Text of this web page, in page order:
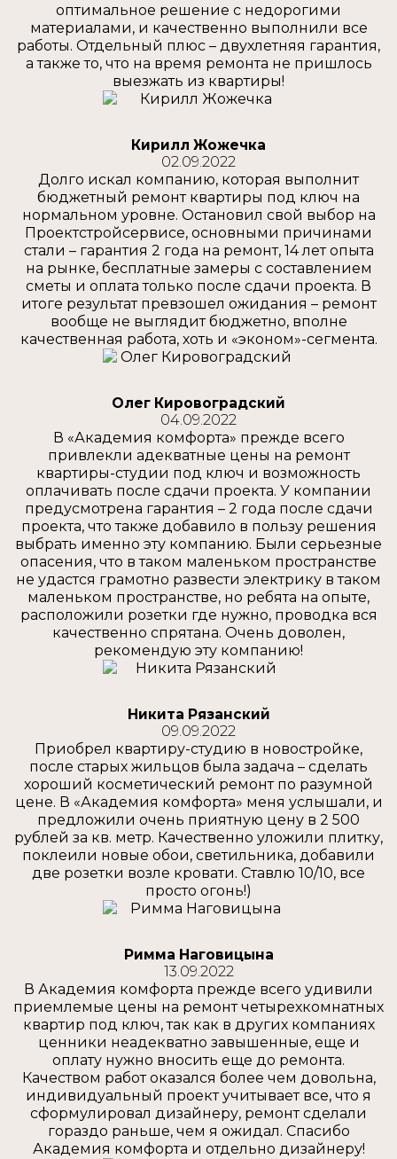
оптимальное решение с недорогими
материалами, и качественно выполнили все
работы. Отдельный плюс – двухлетняя гарантия,
а также то, что на время ремонта не пришлось
выезжать из квартиры!
Кирилл Жожечка
02.09.2022
Долго искал компанию, которая выполнит
бюджетный ремонт квартиры под ключ на
нормальном уровне. Остановил свой выбор на
Проектстройсервисе, основными причинами
стали – гарантия 2 года на ремонт, 14 лет опыта
на рынке, бесплатные замеры с составлением
сметы и оплата только после сдачи проекта. В
итоге результат превзошел ожидания – ремонт
вообще не выглядит бюджетно, вполне
качественная работа, хоть и «эконом»-сегмента.
Олег Кировоградский
04.09.2022
В «Академия комфорта» прежде всего
привлекли адекватные цены на ремонт
квартиры-студии под ключ и возможность
оплачивать после сдачи проекта. У компании
предусмотрена гарантия – 2 года после сдачи
проекта, что также добавило в пользу решения
выбрать именно эту компанию. Были серьезные
опасения, что в таком маленьком пространстве
не удастся грамотно развести электрику в таком
маленьком пространстве, но ребята на опыте,
расположили розетки где нужно, проводка вся
качественно спрятана. Очень доволен,
рекомендую эту компанию!
Никита Рязанский
09.09.2022
Приобрел квартиру-студию в новостройке,
после старых жильцов была задача – сделать
хороший косметический ремонт по разумной
цене. В «Академия комфорта» меня услышали, и
предложили очень приятную цену в 2 500
рублей за кв. метр. Качественно уложили плитку,
поклеили новые обои, светильника, добавили
две розетки возле кровати. Ставлю 10/10, все
просто огонь!)
Римма Наговицына
13.09.2022
В Академия комфорта прежде всего удивили
приемлемые цены на ремонт четырехкомнатных
квартир под ключ, так как в других компаниях
ценники неадекватно завышенные, еще и
оплату нужно вносить еще до ремонта.
Качеством работ оказался более чем довольна,
индивидуальный проект учитывает все, что я
сформулировал дизайнеру, ремонт сделали
гораздо раньше, чем я ожидал. Спасибо
Академия комфорта и отдельно дизайнеру!